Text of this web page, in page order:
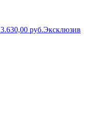
3.630,00 руб.Эксклюзив